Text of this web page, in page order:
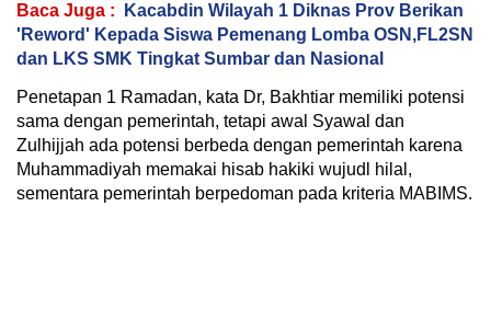
Baca Juga :
Kacabdin Wilayah 1 Diknas Prov Berikan
'Reword' Kepada Siswa Pemenang Lomba OSN,FL2SN
dan LKS SMK Tingkat Sumbar dan Nasional
Penetapan 1 Ramadan, kata Dr, Bakhtiar memiliki potensi
sama dengan pemerintah, tetapi awal Syawal dan
Zulhijjah ada potensi berbeda dengan pemerintah karena
Muhammadiyah memakai hisab hakiki wujudl hilal,
sementara pemerintah berpedoman pada kriteria MABIMS.